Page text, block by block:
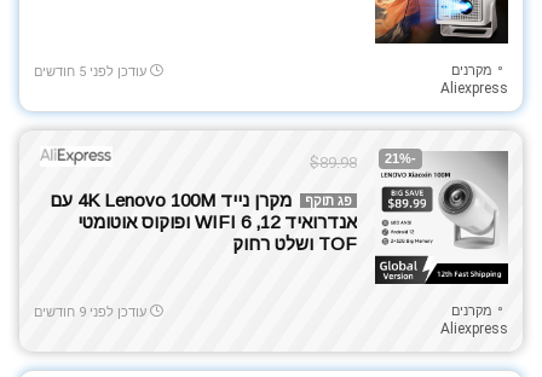
לרכב
מוצרי חשמל
מוצרי חשמל למטבח
מוצרי צריכה ופארם
מוצרי תינוקות
מוצרים לבית
מוצרים לילדים
מחשבים ניידים
מכונות קפה
מכוניות בשלט רחוק
מקרנים
Aliexpress
עודכן לפני 5 חודשים
-21%
$89.98
פג תוקף
מקרן נייד 4K Lenovo 100M עם
אנדרואיד 12, WIFI 6 ופוקוס אוטומטי
TOF ושלט רחוק
מקרנים
Aliexpress
עודכן לפני 9 חודשים